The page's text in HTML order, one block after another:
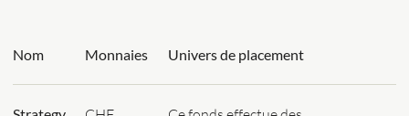
Nom Monnaies Univers de placement